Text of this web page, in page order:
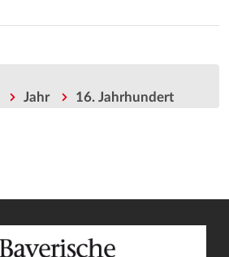
Jahr 16. Jahrhundert